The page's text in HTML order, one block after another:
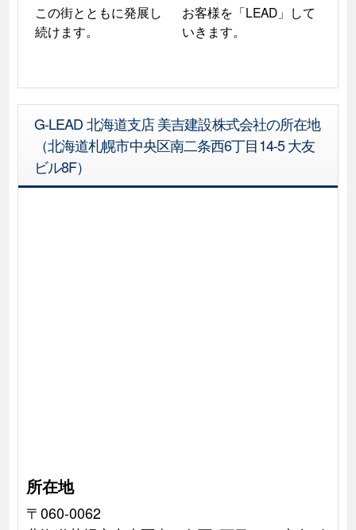
この街とともに発展し
続けます。
お客様を「LEAD」して
いきます。
G-LEAD 北海道支店 美吉建設株式会社の所在地
（北海道札幌市中央区南二条西6丁目14-5 大友
ビル8F）
所在地
〒060-0062